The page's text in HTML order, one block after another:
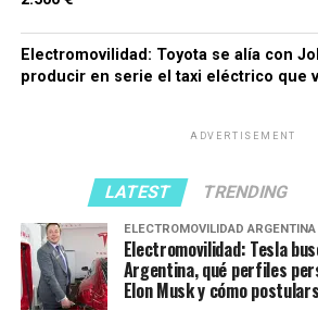
Electromovilidad: Toyota se alía con
producir en serie el taxi eléctrico que
ADVERTISEMENT
LATEST TRENDING
ELECTROMOVILIDAD ARGENTINA
Electromovilidad: Tesla
Argentina, qué perfiles
Elon Musk y cómo